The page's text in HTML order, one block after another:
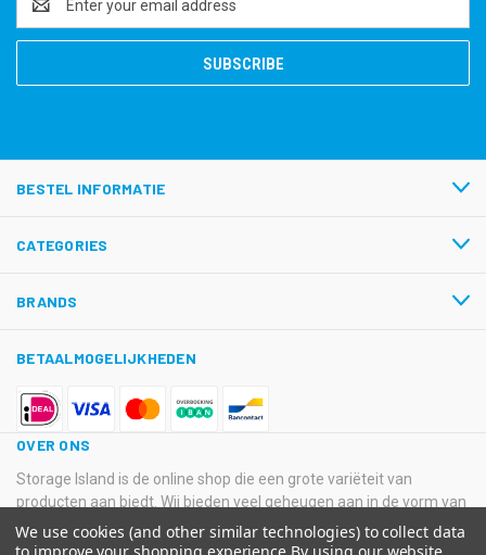
Address
BESTEL INFORMATIE
CATEGORIES
BRANDS
BETAALMOGELIJKHEDEN
OVER ONS
Storage Island is de online shop die een grote variëteit van
producten aan biedt. Wij bieden veel geheugen aan in de vorm van
USB-sticks, Hard Disk Drives, SSD’s en SD-kaarten van
verschillende grote merken.
We use cookies (and other similar technologies) to collect data